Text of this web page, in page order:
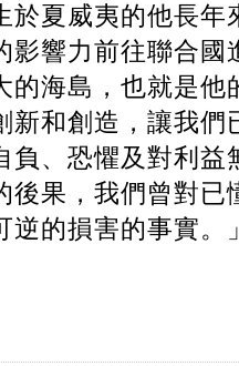
於夏威夷的他長年
影響力前往聯合國
的海島，也就是
新和創造，讓我們
負、恐懼及對利益
後果，我們曾對
逆的損害的事實。